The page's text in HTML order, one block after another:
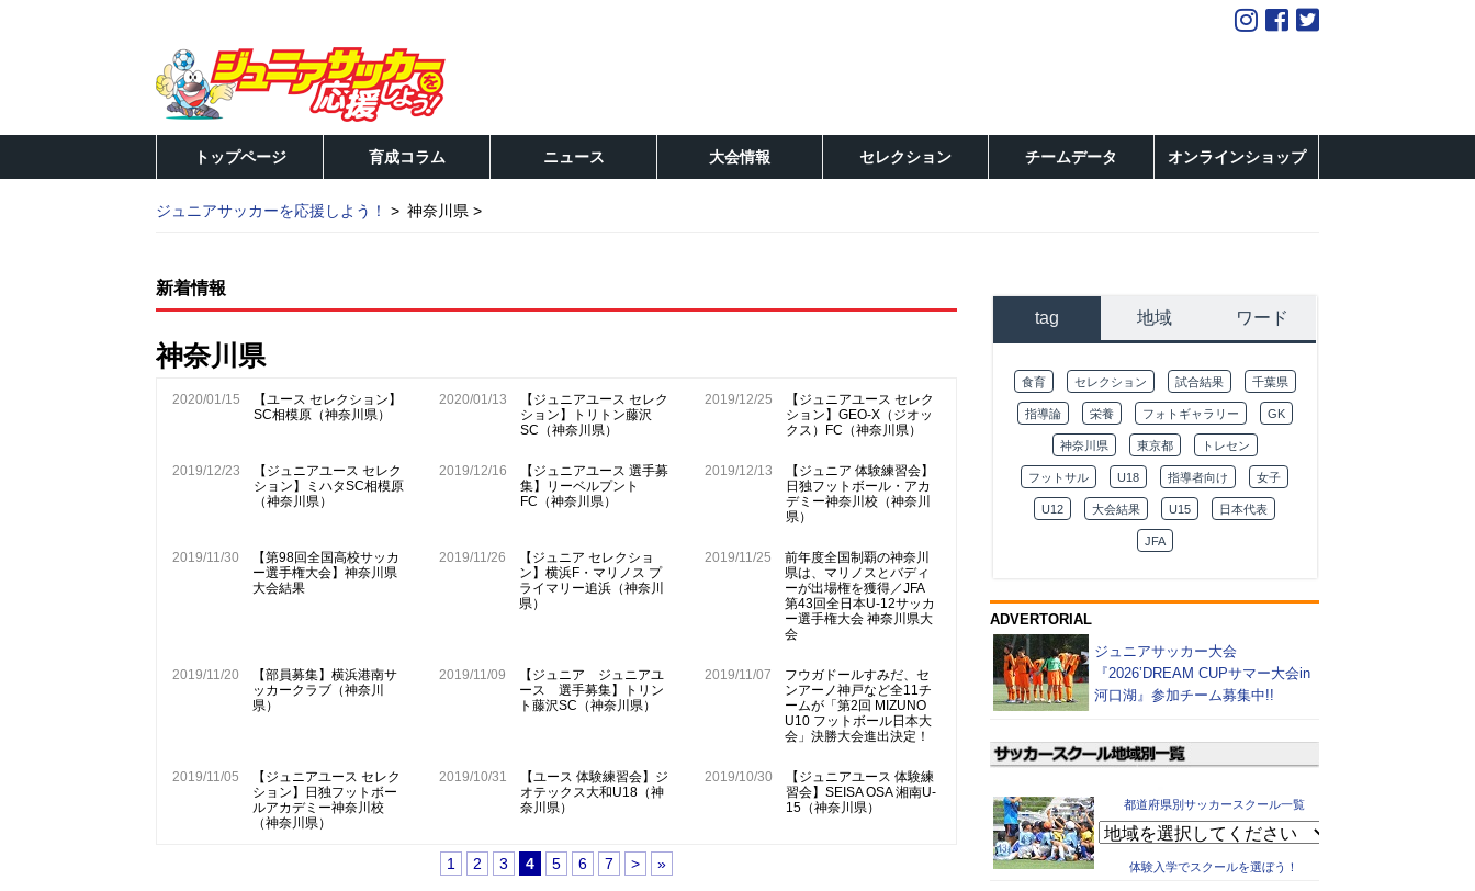
トップページ 育成コラム ニュース 大会情報 セレクション チームデータ オンラインショップ
ジュニアサッカーを応援しよう！ 神奈川県
新着情報
神奈川県
2020/01/15
【ユース セレクション】
SC相模原（神奈川県）
2020/01/13
【ジュニアユース セレク
ション】トリトン藤沢
SC（神奈川県）
2019/12/25
【ジュニアユース セレク
ション】GEO-X（ジオッ
クス）FC（神奈川県）
2019/12/23
【ジュニアユース セレク
ション】ミハタSC相模原
（神奈川県）
2019/12/16
【ジュニアユース 選手募
集】リーベルプント
FC（神奈川県）
2019/12/13
【ジュニア 体験練習会】
日独フットボール・アカ
デミー神奈川校（神奈川
県）
2019/11/30
【第98回全国高校サッカ
ー選手権大会】神奈川県
大会結果
2019/11/26
【ジュニア セレクショ
ン】横浜F・マリノス プ
ライマリー追浜（神奈川
県）
2019/11/25
前年度全国制覇の神奈川
県は、マリノスとバディ
ーが出場権を獲得／JFA
第43回全日本U-12サッカ
ー選手権大会 神奈川県大
会
2019/11/20
【部員募集】横浜港南サ
ッカークラブ（神奈川
県）
2019/11/09
【ジュニア ジュニアユ
ース 選手募集】トリン
ト藤沢SC（神奈川県）
2019/11/07
フウガドールすみだ、セ
ンアーノ神戸など全11チ
ームが「第2回 MIZUNO
U10 フットボール日本大
会」決勝大会進出決定！
2019/11/05
【ジュニアユース セレク
ション】日独フットボー
ルアカデミー神奈川校
（神奈川県）
2019/10/31
【ユース 体験練習会】ジ
オテックス大和U18（神
奈川県）
2019/10/30
【ジュニアユース 体験練
習会】SEISA OSA 湘南U-
15（神奈川県）
1 2 3 4 5 6 7 > »
tag 地域 ワード
食育 セレクション 試合結果 千葉県
指導論 栄養 フォトギャラリー GK
神奈川県 東京都 トレセン
フットサル U18 指導者向け 女子
U12 大会結果 U15 日本代表
JFA
ADVERTORIAL
ジュニアサッカー大会
『2026’DREAM CUPサマー大会in
河口湖』参加チーム募集中!!
都道府県別サッカースクール一覧
体験入学でスクールを選ぼう！